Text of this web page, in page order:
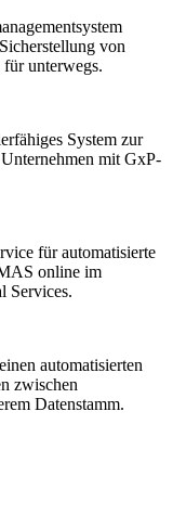
von
unterwegs.
System zur
mit GxP-
für automatisierte
online im
Services.
automatisierten
zwischen
Datenstamm.